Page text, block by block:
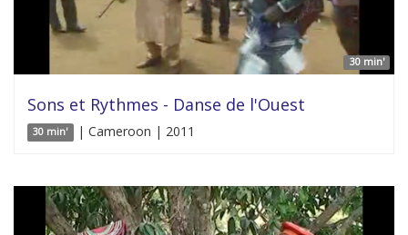
30 min'
Sons et Rythmes - Danse de l'Ouest
30 min' | Cameroon | 2011